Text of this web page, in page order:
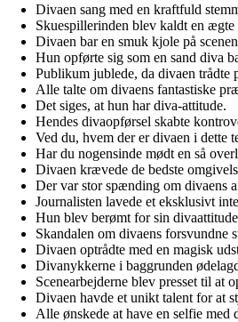
Divaen sang med en kraftfuld
Skuespillerinden blev kaldt en ægte
Divaen bar en smuk kjole på
Hun opførte sig som en sand diva
Publikum jublede, da divaen trådte
Alle talte om divaens fantastiske
Det siges, at hun har diva-attitude.
Hendes divaopførsel skabte
Ved du, hvem der er divaen i dette
Har du nogensinde mødt en så
Divaen krævede de bedste
Der var stor spænding om divaens
Journalisten lavede et eksklusivt
Hun blev berømt for sin
Skandalen om divaens forsvundne
Divaen optrådte med en magisk
Divanykkerne i baggrunden
Scenearbejderne blev presset til at
Divaen havde et unikt talent for at
Alle ønskede at have en selfie med